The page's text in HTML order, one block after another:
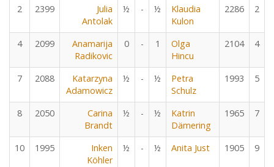
2 2399
Julia
Antolak
½ - ½
Klaudia
Kulon
2286 2
4 2099
Anamarija
Radikovic
0 - 1
Olga
Hincu
2104 4
7 2088
Katarzyna
Adamowicz
½ - ½
Petra
Schulz
1993 5
8 2050
Carina
Brandt
½ - ½
Katrin
Dämering
1965 7
10 1995
Inken
Köhler
½ - ½ Anita Just 1905 9